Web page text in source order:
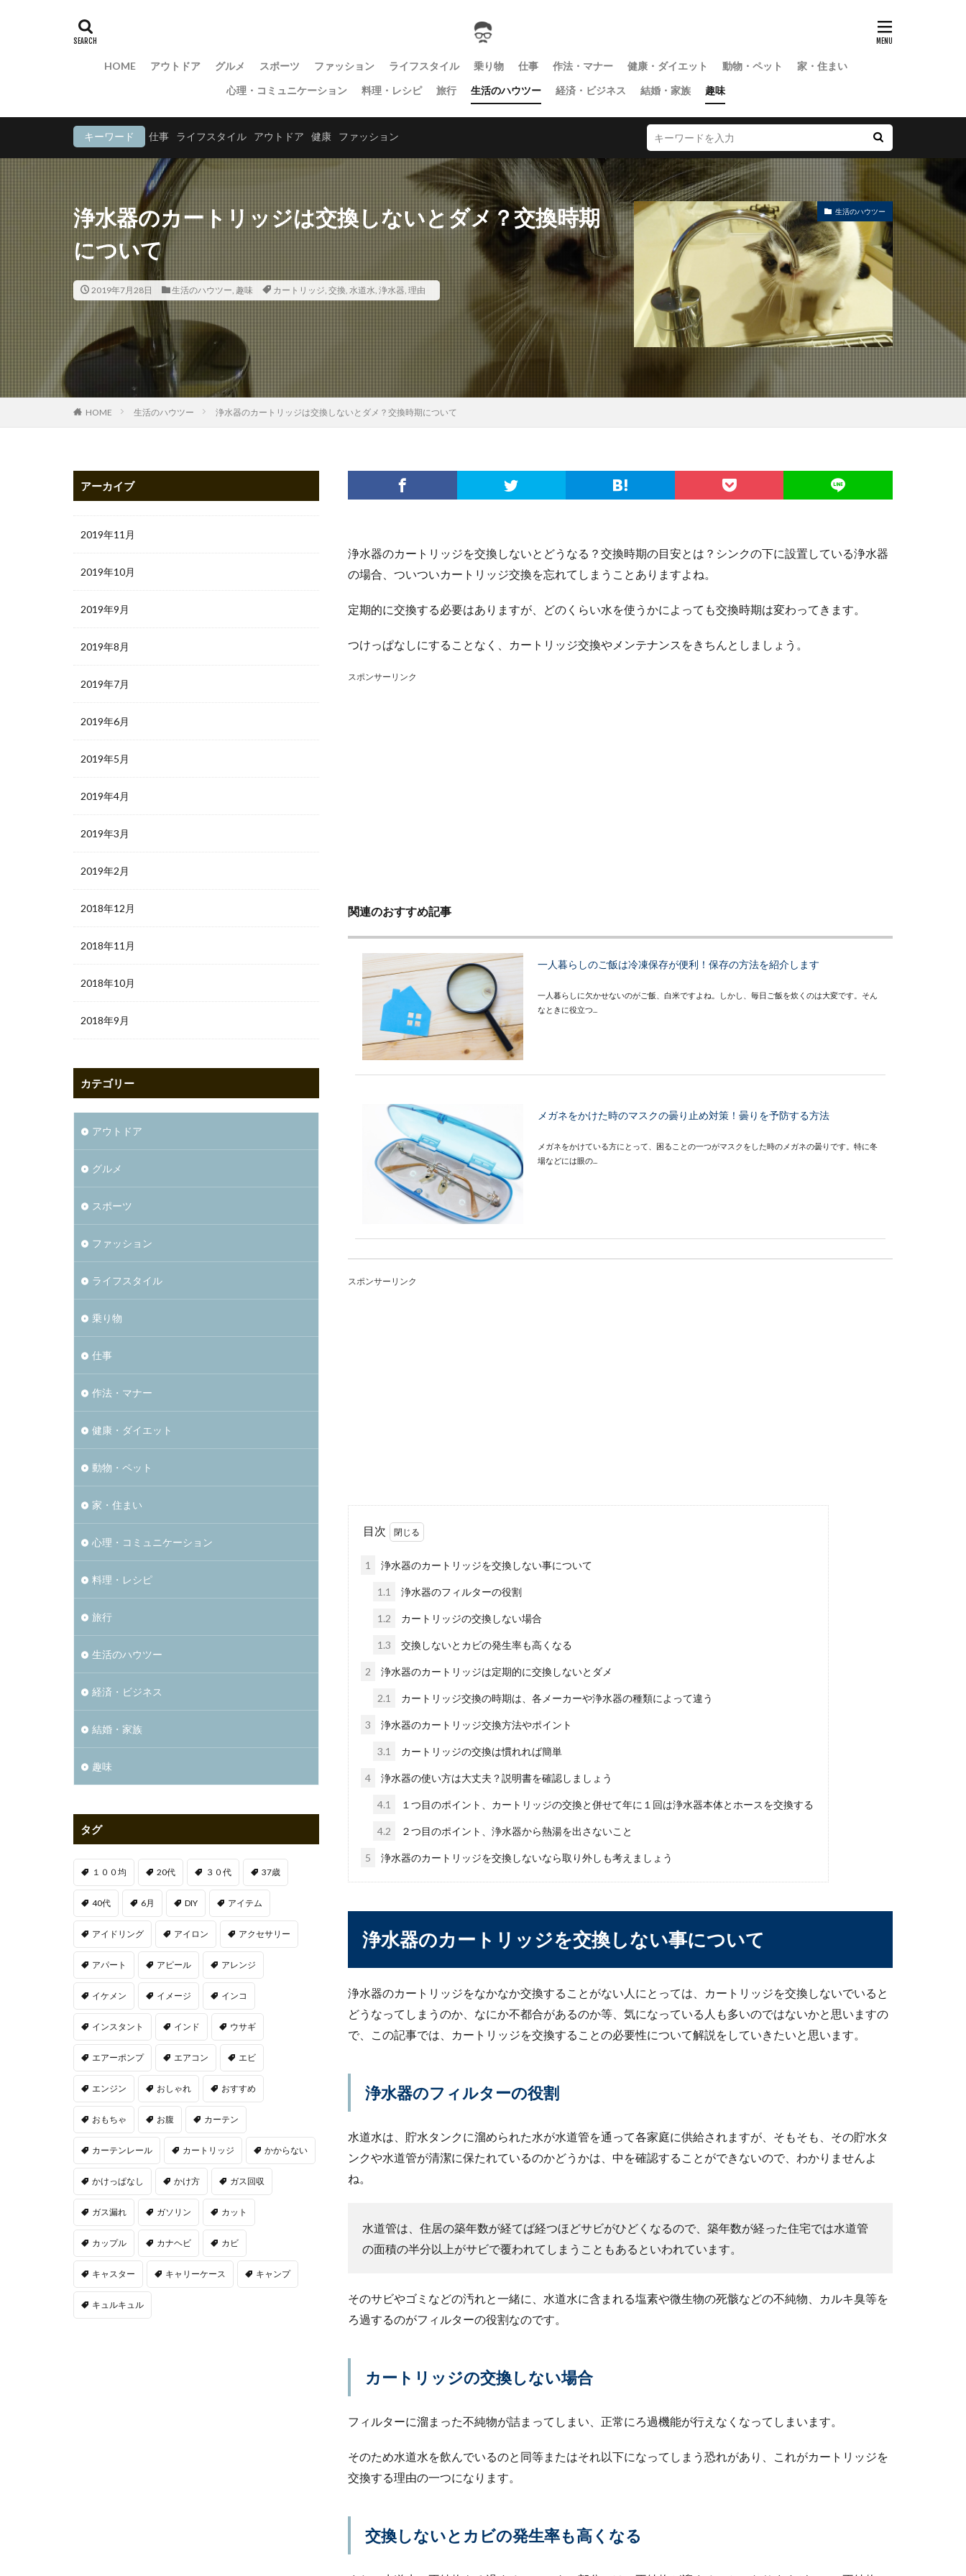
HOME アウトドア グルメ スポーツ ファッション ライフスタイル 乗り物 仕事 作法・マナー 健康・ダイエット 動物・ペット
家・住まい
心理・コミュニケーション
料理・レシピ 旅行 生活のハウツー 経済・ビジネス 結婚・家族 趣味
キーワード 仕事 ライフスタイル アウトドア 健康 ファッション
浄水器のカートリッジは交換しないとダメ？交換時期
について
2019年7月28日 生活のハウツー, 趣味 カートリッジ, 交換, 水道水, 浄水器, 理由
生活のハウツー
HOME 生活のハウツー 浄水器のカートリッジは交換しないとダメ？交換時期について
浄水器のカートリッジを交換しないとどうなる？交換時期の目安とは？シンクの下に設置している浄水器
の場合、ついついカートリッジ交換を忘れてしまうことありますよね。
定期的に交換する必要はありますが、どのくらい水を使うかによっても交換時期は変わってきます。
つけっぱなしにすることなく、カートリッジ交換やメンテナンスをきちんとしましょう。
スポンサーリンク
関連のおすすめ記事
一人暮らしのご飯は冷凍保存が便利！保存の方法を紹介します
一人暮らしに欠かせないのがご飯、白米ですよね。しかし、毎日ご飯を炊くのは大変です。そん
なときに役立つ...
メガネをかけた時のマスクの曇り止め対策！曇りを予防する方法
メガネをかけている方にとって、困ることの一つがマスクをした時のメガネの曇りです。特に冬
場などには眼の...
ラジコンなどに使えるリポバッテリーは、小型なのに大容量とメリットが多く人気となっていま
眼鏡の鼻あてが痛い！痛みを感じる原因と対処法について
眼鏡の鼻あてが痛い原因を知れば、必ずこの不快感は解消されます。 視界を良くするため
の眼鏡...
水草「カボンバ」の増やし方や植え方と注意点について解説
金魚やメダカの水槽に入れる水草として人気のあるカボンバですが、植え方や増やし方がよくわ
家の外壁を掃除したい！高圧洗浄機で洗うときの注意点
なんて聞いたこ...
ソイルを水槽に入れる時の量の目安と多く入れた時の対処法
プラバンは子供でも簡単に作れて、大人にはアクセサリーのパーツとしても人気です。そんなプ
スポンサーリンク
目次
1 浄水器のカートリッジを交換しない事について
1.1 浄水器のフィルターの役割
1.2 カートリッジの交換しない場合
1.3 交換しないとカビの発生率も高くなる
2 浄水器のカートリッジは定期的に交換しないとダメ
2.1 カートリッジ交換の時期は、各メーカーや浄水器の種類によって違う
3 浄水器のカートリッジ交換方法やポイント
3.1 カートリッジの交換は慣れれば簡単
4 浄水器の使い方は大丈夫？説明書を確認しましょう
4.1 １つ目のポイント、カートリッジの交換と併せて年に１回は浄水器本体とホースを交換する
4.2 ２つ目のポイント、浄水器から熱湯を出さないこと
5 浄水器のカートリッジを交換しないなら取り外しも考えましょう
浄水器のカートリッジを交換しない事について
浄水器のカートリッジをなかなか交換することがない人にとっては、カートリッジを交換しないでいると
どうなってしまうのか、なにか不都合があるのか等、気になっている人も多いのではないかと思いますの
で、この記事では、カートリッジを交換することの必要性について解説をしていきたいと思います。
浄水器のフィルターの役割
水道水は、貯水タンクに溜められた水が水道管を通って各家庭に供給されますが、そもそも、その貯水タ
ンクや水道管が清潔に保たれているのかどうかは、中を確認することができないので、わかりませんよ
ね。
水道管は、住居の築年数が経てば経つほどサビがひどくなるので、築年数が経った住宅では水道管
の面積の半分以上がサビで覆われてしまうこともあるといわれています。
そのサビやゴミなどの汚れと一緒に、水道水に含まれる塩素や微生物の死骸などの不純物、カルキ臭等を
ろ過するのがフィルターの役割なのです。
カートリッジの交換しない場合
フィルターに溜まった不純物が詰まってしまい、正常にろ過機能が行えなくなってしまいます。
そのため水道水を飲んでいるのと同等またはそれ以下になってしまう恐れがあり、これがカートリッジを
交換する理由の一つになります。
交換しないとカビの発生率も高くなる
アーカイブ
2019年11月
2019年10月
2019年9月
2019年8月
2019年7月
2019年6月
2019年5月
2019年4月
2019年3月
2019年2月
2018年12月
2018年11月
2018年10月
2018年9月
カテゴリー
アウトドア
グルメ
スポーツ
ファッション
ライフスタイル
乗り物
仕事
作法・マナー
健康・ダイエット
動物・ペット
家・住まい
心理・コミュニケーション
料理・レシピ
旅行
生活のハウツー
経済・ビジネス
結婚・家族
趣味
タグ
１００均 20代 ３０代 37歳
40代 6月 DIY アイテム
アイドリング アイロン アクセサリー
アパート アピール アレンジ
イケメン イメージ インコ
インスタント インド ウサギ
エアーポンプ エアコン エビ
エンジン おしゃれ おすすめ
おもちゃ お腹 カーテン
カーテンレール カートリッジ かからない
かけっぱなし かけ方 ガス回収
ガス漏れ ガソリン カット
カップル カナヘビ カビ
キャスター キャリーケース キャンプ
キュルキュル